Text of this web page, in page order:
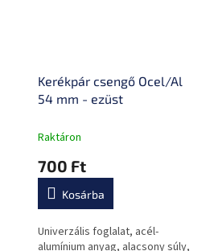
Kerékpár csengő Ocel/Al
54 mm - ezüst
Raktáron
700 Ft
Kosárba
Univerzális foglalat, acél-
alumínium anyag, alacsony súly,